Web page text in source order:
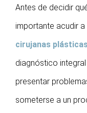
Antes de decidir
importante acudir
cirujanas
diagnóstico
presentar
someterse a un